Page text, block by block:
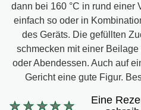
dann bei 160 °C in rund einer
einfach so oder in
des Geräts. Die gefüllten
schmecken mit einer
oder Abendessen. Auch auf
Gericht eine gute Figur.
Eine